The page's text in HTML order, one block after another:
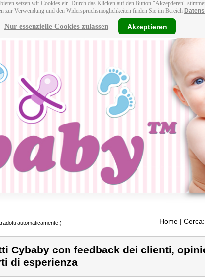
setzen wir Cookies ein. Durch das Klicken auf den Button "Akzeptieren"
zur Verwendung und den Widerspruchsmöglichkeiten finden Sie im Bereich
Nur essenzielle Cookies zulassen Akzeptieren
automaticamente.) Home | Cerca:
Cybaby con feedback dei clienti,
di esperienza